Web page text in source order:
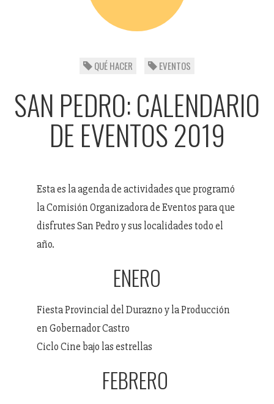
QUÉ HACER EVENTOS
SAN PEDRO: CALENDARIO
DE EVENTOS 2019
Esta es la agenda de actividades que programó
la Comisión Organizadora de Eventos para que
disfrutes San Pedro y sus localidades todo el
año.
ENERO
Fiesta Provincial del Durazno y la Producción
en Gobernador Castro
Ciclo Cine bajo las estrellas
FEBRERO